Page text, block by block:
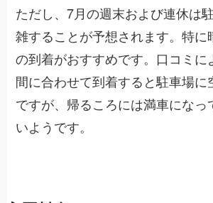
ただし、7月の週末および連休は
雑することが予想されます。特に
の到着がおすすめです。口コミに
間に合わせて到着すると駐車場に
ですが、帰るころには満車になっ
いようです。